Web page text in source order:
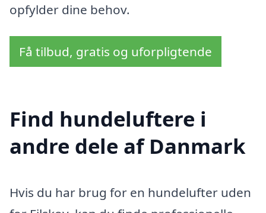
opfylder dine behov.
Få tilbud, gratis og uforpligtende
Find hundeluftere i
andre dele af Danmark
Hvis du har brug for en hundelufter uden